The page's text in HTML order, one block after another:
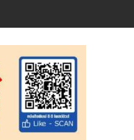
Contest ตอกย้ำศักยภาพแอ
งการแข่งขัน True AF 2026 :